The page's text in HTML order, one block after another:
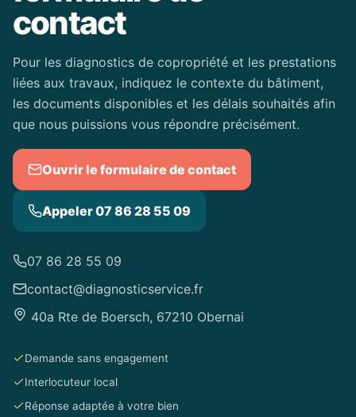
contact
Pour les diagnostics de copropriété et les prestations
liées aux travaux, indiquez le contexte du bâtiment,
les documents disponibles et les délais souhaités afin
que nous puissions vous répondre précisément.
Ouvrir le formulaire de contact
Appeler 07 86 28 55 09
07 86 28 55 09
contact@diagnosticservice.fr
40a Rte de Boersch, 67210 Obernai
Demande sans engagement
Interlocuteur local
Réponse adaptée à votre bien